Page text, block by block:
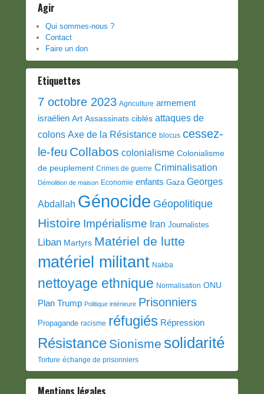
Agir
Qui sommes-nous ?
Contact
Faire un don
Etiquettes
7 octobre 2023 Agriculture armement
israélien Art Assassinats ciblés attaques de
colons Axe de la Résistance blocus cessez-
le-feu Collabos colonialisme Colonialisme
de peuplement Crimes de guerre Criminalisation
Démolition de maison Economie enfants Gaza Georges
Abdallah Génocide Géopolitique
Histoire Impérialisme Iran Journalistes
Liban Martyrs Matériel de lutte
matériel militant Nakba
nettoyage ethnique Normalisation ONU
Plan Trump Politique intérieure Prisonniers
Propagande racisme réfugiés Répression
Résistance Sionisme solidarité
Torture échange de prisonniers